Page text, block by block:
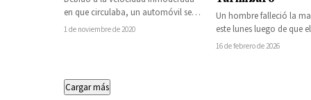
en que circulaba, un automóvil se
volcó la tarde de ayer sábado en…
1 de noviembre de 2020
Un hombre falleció la
este lunes luego de que
que conducía se
16 de febrero de 2026
Cargar más